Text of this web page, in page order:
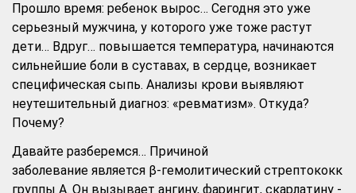
Прошло время: ребенок вырос… Сегодня это уже
серьезный мужчина, у которого уже тоже растут
дети… Вдруг… повышается температура, начинаются
сильнейшие боли в суставах, в сердце, возникает
специфическая сыпь. Анализы крови выявляют
неутешительный диагноз: «ревматизм». Откуда?
Почему?
Давайте разберемся… Причиной
заболевание является β-гемолитический стрептококк
группы А. Он вызывает ангину, фарингит, скарлатину -